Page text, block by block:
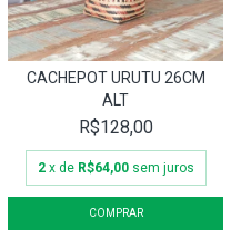
CACHEPOT URUTU 26CM
ALT
R$128,00
2 x de R$64,00 sem juros